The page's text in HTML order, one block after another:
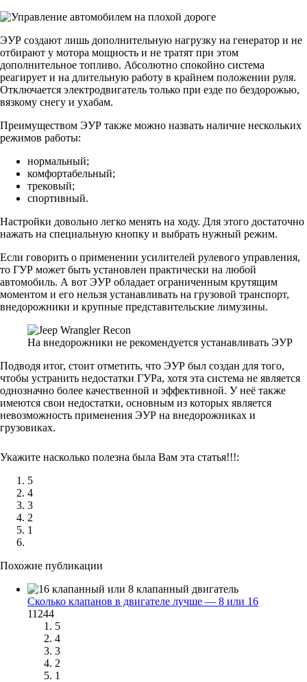
ЭУР создают лишь дополнительную нагрузку на генератор и не
отбирают у мотора мощность и не тратят при этом
дополнительное топливо. Абсолютно спокойно система
реагирует и на длительную работу в крайнем положении руля.
Отключается электродвигатель только при езде по бездорожью,
вязкому снегу и ухабам.
Преимуществом ЭУР также можно назвать наличие нескольких
режимов работы:
нормальный;
комфортабельный;
трековый;
спортивный.
Настройки довольно легко менять на ходу. Для этого достаточно
нажать на специальную кнопку и выбрать нужный режим.
Если говорить о применении усилителей рулевого управления,
то ГУР может быть установлен практически на любой
автомобиль. А вот ЭУР обладает ограниченным крутящим
моментом и его нельзя устанавливать на грузовой транспорт,
внедорожники и крупные представительские лимузины.
На внедорожники не рекомендуется устанавливать ЭУР
Подводя итог, стоит отметить, что ЭУР был создан для того,
чтобы устранить недостатки ГУРа, хотя эта система не является
однозначно более качественной и эффективной. У неё также
имеются свои недостатки, основным из которых является
невозможность применения ЭУР на внедорожниках и
грузовиках.
Укажите насколько полезна была Вам эта статья!!!:
5
4
3
2
1
Похожие публикации
Сколько клапанов в двигателе лучше — 8 или 16
11244
5
4
3
2
1